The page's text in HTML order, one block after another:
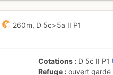
260 m, D 5c>5a II P1
Cotations D 5c II P1
Refuge
ouvert gardé